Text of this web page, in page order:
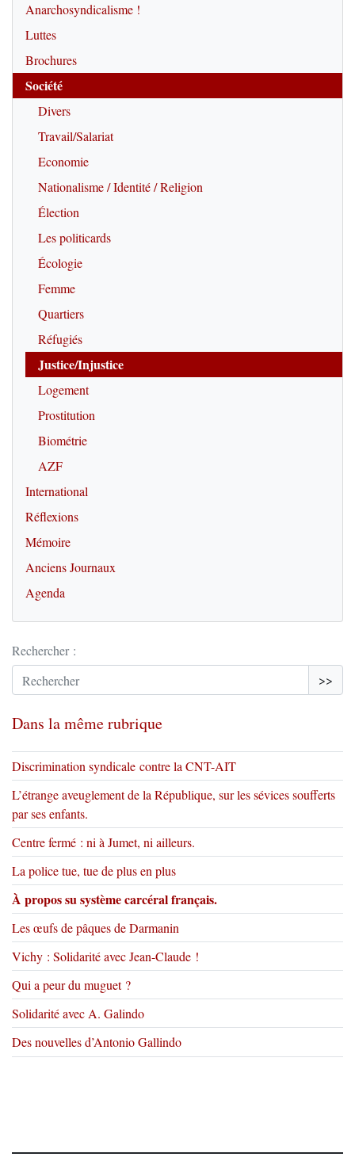
Anarchosyndicalisme !
Luttes
Brochures
Société
Divers
Travail/Salariat
Economie
Nationalisme / Identité / Religion
Élection
Les politicards
Écologie
Femme
Quartiers
Réfugiés
Justice/Injustice
Logement
Prostitution
Biométrie
AZF
International
Réflexions
Mémoire
Anciens Journaux
Agenda
Rechercher :
>>
Dans la même rubrique
Discrimination syndicale contre la CNT-AIT
L’étrange aveuglement de la République, sur les sévices soufferts
par ses enfants.
Centre fermé : ni à Jumet, ni ailleurs.
La police tue, tue de plus en plus
À propos su système carcéral français.
Les œufs de pâques de Darmanin
Vichy : Solidarité avec Jean-Claude !
Qui a peur du muguet ?
Solidarité avec A. Galindo
Des nouvelles d’Antonio Gallindo